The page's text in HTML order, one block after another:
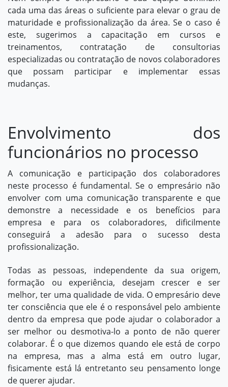
cada uma das áreas o suficiente para elevar o grau de
maturidade e profissionalização da área. Se o caso é
este, sugerimos a capacitação em cursos e
treinamentos, contratação de consultorias
especializadas ou contratação de novos colaboradores
que possam participar e implementar essas
mudanças.
Envolvimento dos
funcionários no processo
A comunicação e participação dos colaboradores
neste processo é fundamental. Se o empresário não
envolver com uma comunicação transparente e que
demonstre a necessidade e os benefícios para
empresa e para os colaboradores, dificilmente
conseguirá a adesão para o sucesso desta
profissionalização.
Todas as pessoas, independente da sua origem,
formação ou experiência, desejam crescer e ser
melhor, ter uma qualidade de vida. O empresário deve
ter consciência que ele é o responsável pelo ambiente
dentro da empresa que pode ajudar o colaborador a
ser melhor ou desmotiva-lo a ponto de não querer
colaborar. É o que dizemos quando ele está de corpo
na empresa, mas a alma está em outro lugar,
fisicamente está lá entretanto seu pensamento longe
de querer ajudar.